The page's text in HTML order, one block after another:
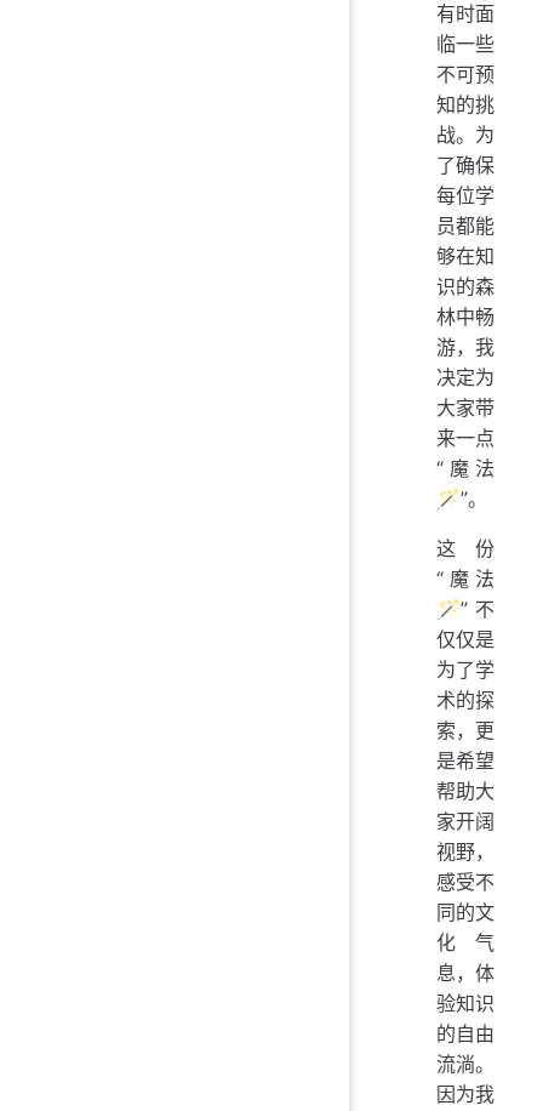
有时面
临一些
不可预
知的挑
战。为
了确保
每位学
员都能
够在知
识的森
林中畅
游，我
决定为
大家带
来一点
“魔法
🪄”。
这份
“魔法
🪄”不
仅仅是
为了学
术的探
索，更
是希望
帮助大
家开阔
视野，
感受不
同的文
化气
息，体
验知识
的自由
流淌。
因为我